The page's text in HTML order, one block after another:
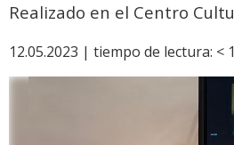
Realizado en el Centro
12.05.2023 | tiempo de lectura: < 1